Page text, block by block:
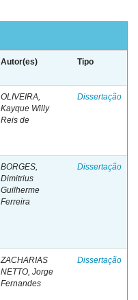
Autor(es) Tipo
OLIVEIRA,
Kayque Willy
Reis de
Dissertação
BORGES,
Dimitrius
Guilherme
Ferreira
Dissertação
ZACHARIAS
NETTO, Jorge
Fernandes
Dissertação